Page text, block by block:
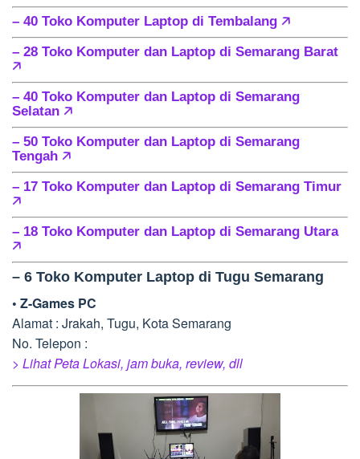
– 40 Toko Komputer Laptop di Tembalang 🡥
– 28 Toko Komputer dan Laptop di Semarang Barat
🡥
– 40 Toko Komputer dan Laptop di Semarang
Selatan 🡥
– 50 Toko Komputer dan Laptop di Semarang
Tengah 🡥
– 17 Toko Komputer dan Laptop di Semarang Timur
🡥
– 18 Toko Komputer dan Laptop di Semarang Utara
🡥
– 6 Toko Komputer Laptop di Tugu Semarang
• Z-Games PC
Alamat : Jrakah, Tugu, Kota Semarang
No. Telepon :
> Lihat Peta Lokasi, jam buka, review, dll